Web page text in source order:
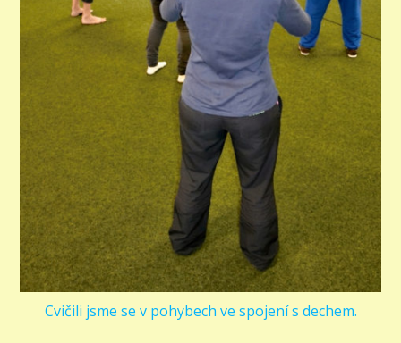
Cvičili jsme se v pohybech ve spojení s dechem.